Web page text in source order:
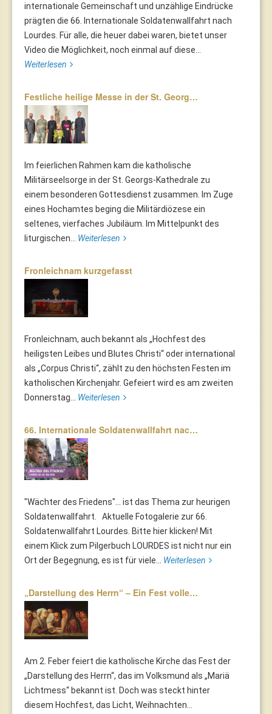
internationale Gemeinschaft und unzählige Eindrücke
prägten die 66. Internationale Soldatenwallfahrt nach
Lourdes. Für alle, die heuer dabei waren, bietet unser
Video die Möglichkeit, noch einmal auf diese...
Weiterlesen
Festliche heilige Messe in der St. Georg…
Im feierlichen Rahmen kam die katholische
Militärseelsorge in der St. Georgs-Kathedrale zu
einem besonderen Gottesdienst zusammen. Im Zuge
eines Hochamtes beging die Militärdiözese ein
seltenes, vierfaches Jubiläum. Im Mittelpunkt des
liturgischen... Weiterlesen
Fronleichnam kurzgefasst
Fronleichnam, auch bekannt als „Hochfest des
heiligsten Leibes und Blutes Christi“ oder international
als „Corpus Christi“, zählt zu den höchsten Festen im
katholischen Kirchenjahr. Gefeiert wird es am zweiten
Donnerstag... Weiterlesen
66. Internationale Soldatenwallfahrt nac…
"Wächter des Friedens"... ist das Thema zur heurigen
Soldatenwallfahrt. Aktuelle Fotogalerie zur 66.
Soldatenwallfahrt Lourdes. Bitte hier klicken! Mit
einem Klick zum Pilgerbuch LOURDES ist nicht nur ein
Ort der Begegnung, es ist für viele... Weiterlesen
„Darstellung des Herrn“ – Ein Fest volle…
Am 2. Feber feiert die katholische Kirche das Fest der
„Darstellung des Herrn“, das im Volksmund als „Mariä
Lichtmess“ bekannt ist. Doch was steckt hinter
diesem Hochfest, das Licht, Weihnachten...